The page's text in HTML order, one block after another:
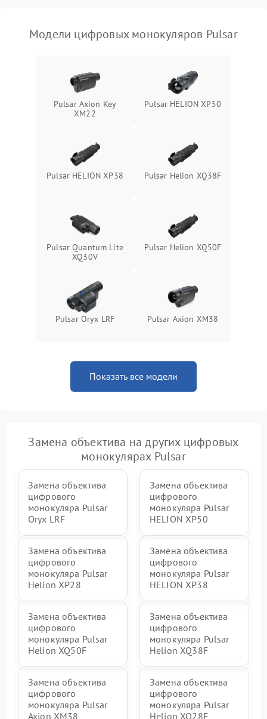
Проблемы с заземлением Подробнее →
Повреждение печатной
Неисправность кнопок
Подробнее →
Модели цифровых монокуляров Pulsar
Pulsar Axion Key
XM22
Pulsar HELION XP50
Pulsar HELION XP38 Pulsar Helion XQ38F
Pulsar Quantum Lite
XQ30V
Pulsar Helion XQ50F
Pulsar Oryx LRF Pulsar Axion XM38
Показать все модели
Замена объектива на других цифровых
монокулярах Pulsar
Замена объектива
цифрового
монокуляра Pulsar
Oryx LRF
Замена объектива
цифрового
монокуляра Pulsar
HELION XP50
Замена объектива
цифрового
монокуляра Pulsar
Helion XP28
Замена объектива
цифрового
монокуляра Pulsar
HELION XP38
Замена объектива
цифрового
монокуляра Pulsar
Helion XQ50F
Замена объектива
цифрового
монокуляра Pulsar
Helion XQ38F
Замена объектива
цифрового
монокуляра Pulsar
Axion XM38
Замена объектива
цифрового
монокуляра Pulsar
Helion XQ28F